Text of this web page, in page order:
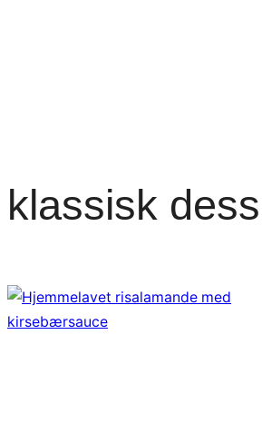
klassisk